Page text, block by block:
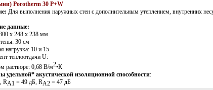
Porotherm 30 P+W
Для выполнения наружных стен с дополнительным утеплением, внутренних
данные:
х 248 х 238 мм
30 см
нагрузка: 10 и 15
теплоотдачи U:
растворе: 0,68 В/м2•К
удельной* акустической изоляционной способности:
RA1 = 49 дБ, RA2 = 47 дБ